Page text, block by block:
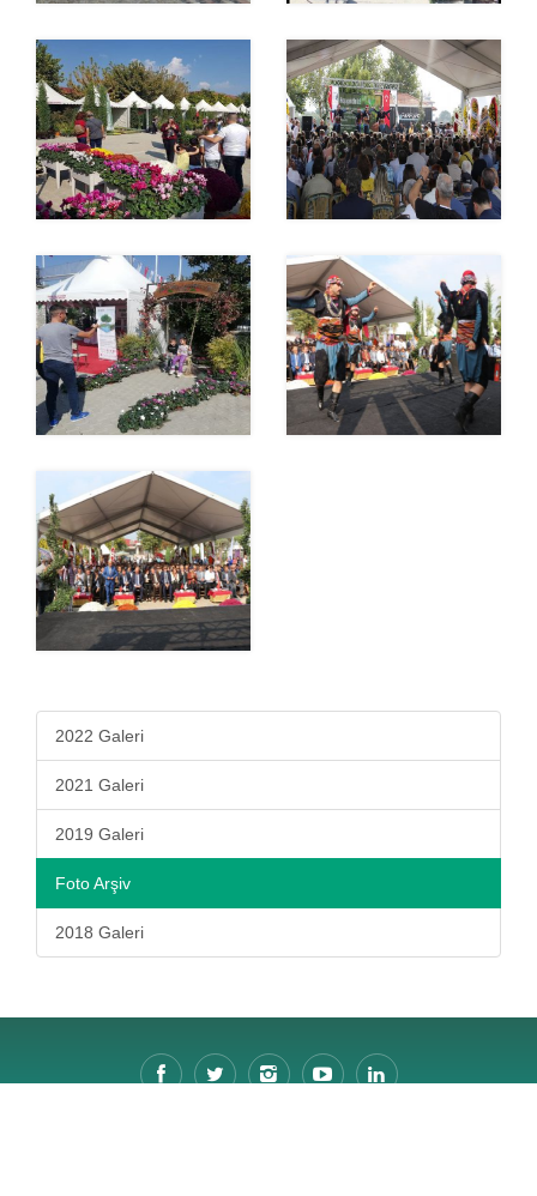
2022 Galeri
2021 Galeri
2019 Galeri
Foto Arşiv
2018 Galeri